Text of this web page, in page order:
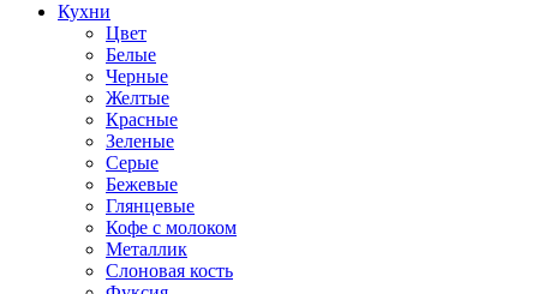
Кухни
Цвет
Белые
Черные
Желтые
Красные
Зеленые
Серые
Бежевые
Глянцевые
Кофе с молоком
Металлик
Слоновая кость